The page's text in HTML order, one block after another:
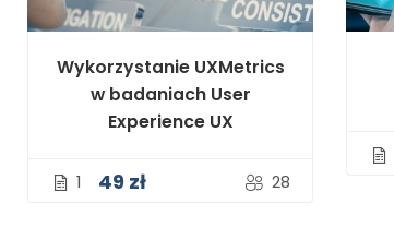
Wykorzystanie UXMetrics
w badaniach User
Experience UX
1 28
49 zł